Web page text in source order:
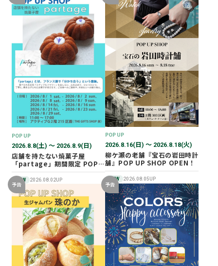
POP UP
2026.8.8(土) 〜 2026.8.9(日)
店舗を持たない焼菓子屋
「partage」期間限定 POP
UP SHOP オープン！
NEW 2026.08.02UP
POP UP
2026.8.16(日) 〜 2026.8.18(火)
柳ケ瀬の老舗『宝石の岩田時計
舗』POP UP SHOP OPEN！
NEW 2026.08.05UP
予告 予告